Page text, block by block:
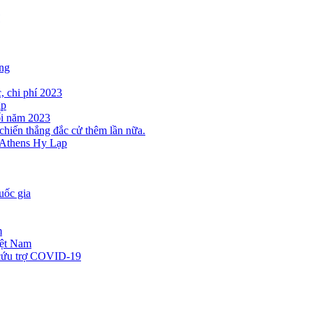
chi phí 2023
năm 2023
thắng đắc cử thêm lần nữa.
Hy Lạp
gia
Nam
trợ COVID-19